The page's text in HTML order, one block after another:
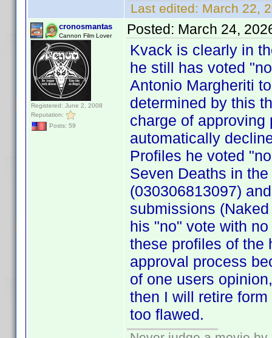
Last edited: March 22,
cronosmantas
Cannon Film Lover
Registered: June 2, 2008
Reputation:
Posts: 59
Posted: March 24,
Kvack is clearly in
he still has voted
Antonio Margheriti
determined by this
charge of
automatically
Profiles he voted
Seven Deaths in
(030306813097)
submissions
his "no" vote with
these profiles of the
approval process
of one users
then I will retire
too flawed.